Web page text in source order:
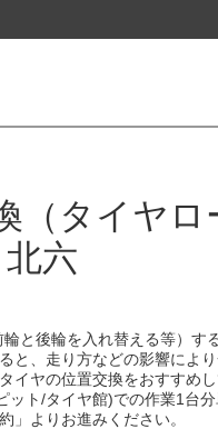
（タイヤロ
六
と後輪を入れ替える等）す
と、走り方などの影響によ
イヤの位置交換をおすすめし
ット/タイヤ館)での作業1台
」よりお進みください。